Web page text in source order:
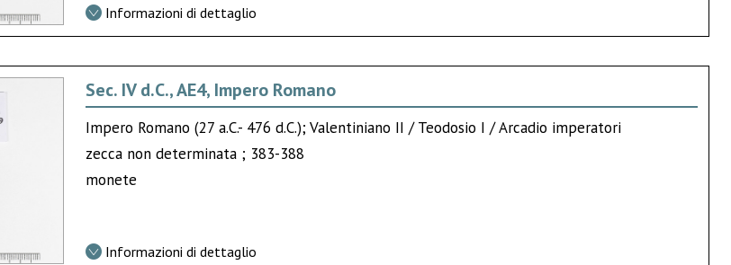
Informazioni di dettaglio
Sec. IV d.C., AE4, Impero Romano
Impero Romano (27 a.C.- 476 d.C.); Valentiniano II / Teodosio I / Arcadio imperatori
zecca non determinata ; 383-388
monete
Informazioni di dettaglio